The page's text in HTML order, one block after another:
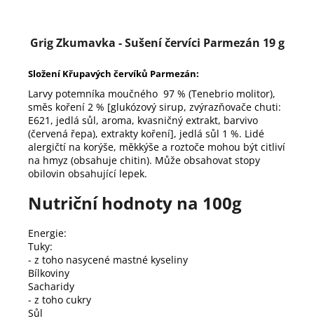
Grig Zkumavka - Sušení červíci Parmezán 19 g
Složení Křupavých červíků Parmezán:
Larvy potemníka moučného 97 % (Tenebrio molitor),
směs koření 2 % [glukózový sirup, zvýrazňovače chuti:
E621, jedlá sůl, aroma, kvasničný extrakt, barvivo
(červená řepa), extrakty koření], jedlá sůl 1 %. Lidé
alergičtí na korýše, měkkýše a roztoče mohou být citliví
na hmyz (obsahuje chitin). Může obsahovat stopy
obilovin obsahující lepek.
Nutriční hodnoty na 100g
Energie:
Tuky:
- z toho nasycené mastné kyseliny
Bílkoviny
Sacharidy
- z toho cukry
Sůl